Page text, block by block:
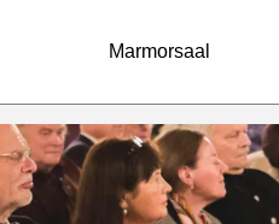
Marmorsaal